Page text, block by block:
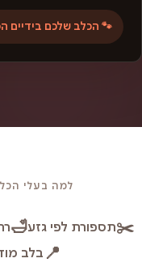
🐾 הכלב שלכם בידיים
למה בעלי
✂️תספורת לפי גזע🛁
📍 בלב